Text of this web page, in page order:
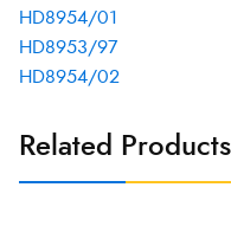
HD8954/01
HD8953/97
HD8954/02
Related Products